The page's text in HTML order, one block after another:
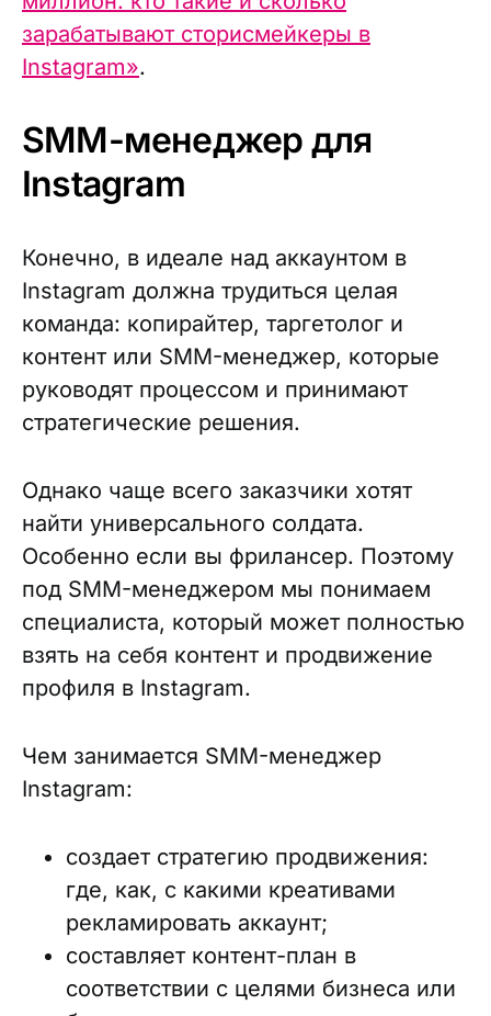
зарабатывают сторисмейкеры в
Instagram».
SMM-менеджер для
Instagram
Конечно, в идеале над аккаунтом в
Instagram должна трудиться целая
команда: копирайтер, таргетолог и
контент или SMM-менеджер, которые
руководят процессом и принимают
стратегические решения.
Однако чаще всего заказчики хотят
найти универсального солдата.
Особенно если вы фрилансер. Поэтому
под SMM-менеджером мы понимаем
специалиста, который может полностью
взять на себя контент и продвижение
профиля в Instagram.
Чем занимается SMM-менеджер
Instagram:
создает стратегию продвижения:
где, как, с какими креативами
рекламировать аккаунт;
составляет контент-план в
соответствии с целями бизнеса или